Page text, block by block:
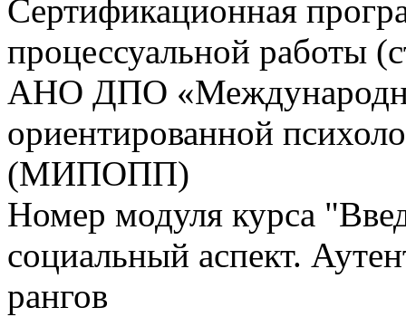
Сертификационная
процессуальной работы
АНО ДПО
ориентированной
(МИПОПП)
Номер модуля курса
социальный аспект.
рангов